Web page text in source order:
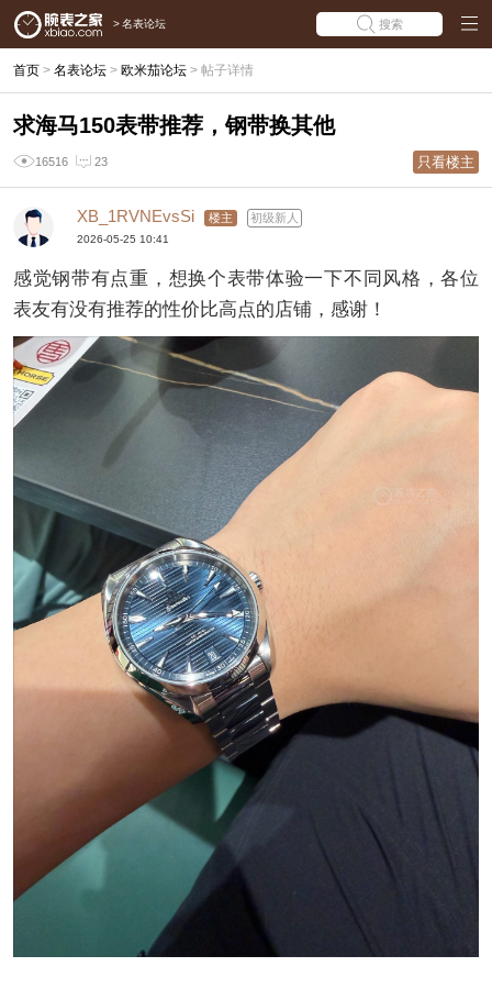
> 名表论坛 搜索
首页 > 名表论坛 > 欧米茄论坛 > 帖子详情
求海马150表带推荐，钢带换其他
16516 23 只看楼主
XB_1RVNEvsSi 楼主 初级新人
2026-05-25 10:41
感觉钢带有点重，想换个表带体验一下不同风格，各位
表友有没有推荐的性价比高点的店铺，感谢！